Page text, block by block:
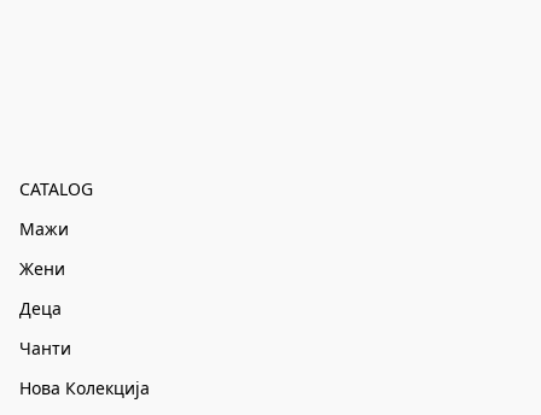
CATALOG
Мажи
Жени
Деца
Чанти
Нова Колекција